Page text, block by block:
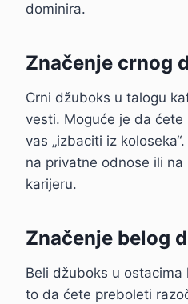
dominira.
Značenje crnog
Crni džuboks u talogu
vesti. Moguće je da
vas „izbaciti iz
na privatne odnose ili
karijeru.
Značenje belog
Beli džuboks u
to da ćete preboleti